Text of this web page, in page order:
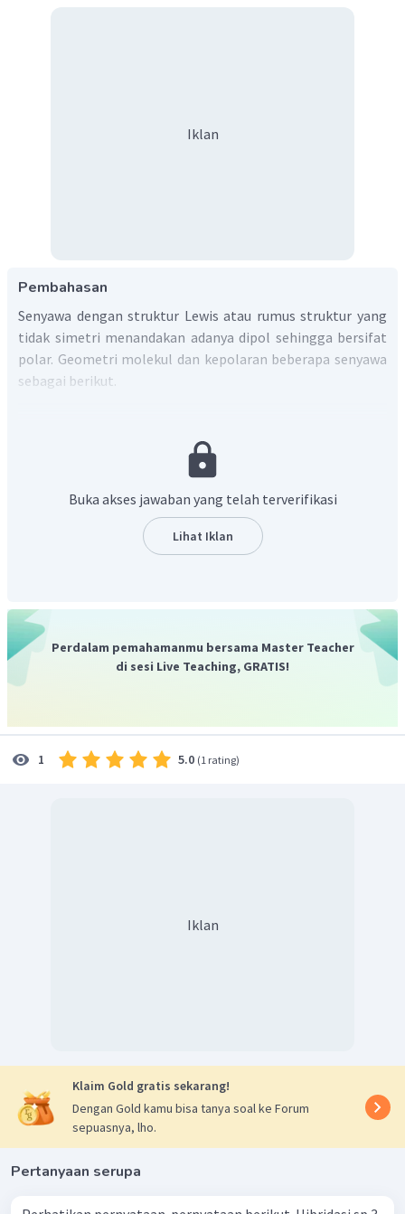
Iklan
Pembahasan
Senyawa dengan struktur Lewis atau rumus struktur yang
tidak simetri menandakan adanya dipol sehingga bersifat
polar. Geometri molekul dan kepolaran beberapa senyawa
sebagai berikut.
: tetrahedral, nonpolar
Jadi, jawaban yang paling tepat adalah D.
Buka akses jawaban yang telah terverifikasi
Lihat Iklan
Perdalam pemahamanmu bersama Master Teacher
di sesi Live Teaching, GRATIS!
1 5.0 (1 rating)
Iklan
Klaim Gold gratis sekarang!
Dengan Gold kamu bisa tanya soal ke Forum
sepuasnya, lho.
Pertanyaan serupa